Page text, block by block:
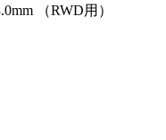
（RWD用）